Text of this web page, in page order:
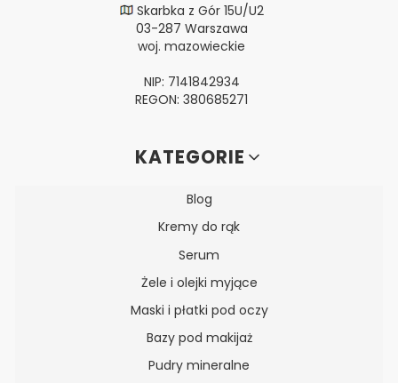
Skarbka z Gór 15U/U2
03-287 Warszawa
woj. mazowieckie
NIP: 7141842934
REGON: 380685271
Linki w stopceKATEGORIE
Blog
Kremy do rąk
Serum
Żele i olejki myjące
Maski i płatki pod oczy
Bazy pod makijaż
Pudry mineralne